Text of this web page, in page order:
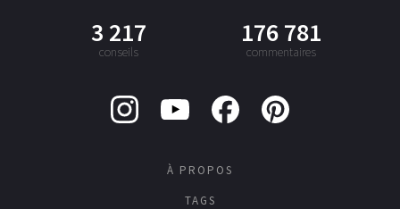
3 217
conseils
176 781
commentaires
À PROPOS
TAGS